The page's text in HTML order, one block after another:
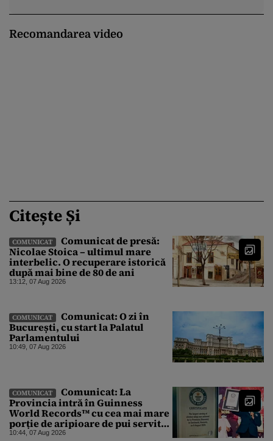
Recomandarea video
Citește Și
COMUNICAT
Comunicat de presă:
Nicolae Stoica – ultimul mare
interbelic. O recuperare istorică
după mai bine de 80 de ani
13:12, 07 Aug 2026
COMUNICAT
Comunicat: O zi în
București, cu start la Palatul
Parlamentului
10:49, 07 Aug 2026
COMUNICAT
Comunicat: La
Provincia intră în Guinness
World Records™ cu cea mai mare
porție de aripioare de pui servită
la un eveniment
10:44, 07 Aug 2026